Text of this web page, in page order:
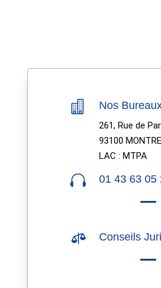
 Nos
261, Rue de
93100
LAC : MTPA
 01 43 63 05
 Conseils